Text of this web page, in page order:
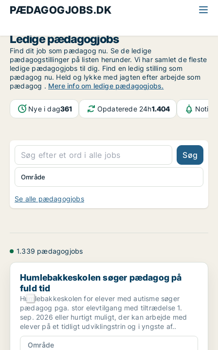
PÆDAGOGJOBS.DK
Ledige pædagogjobs
Find dit job som pædagog nu. Se de ledige
pædagogstillinger på listen herunder. Vi har samlet de fleste
ledige pædagogjobs til dig. Find en ledig stilling som
pædagog nu. Held og lykke med jagten efter arbejde som
pædagog . Mere info om ledige pædagogjobs.
Nye i dag361 Opdaterede 24h1.404
Søg
Område
Se alle pædagogjobs
1.339 pædagogjobs
Humlebakkeskolen søger pædagog på fuld tid
Humlebakkeskolen søger pædagog på
fuld tid
Humlebakkeskolen for elever med autisme søger
pædagog pga. stor elevtilgang med tiltrædelse 1.
sep. 2026 eller hurtigt muligt, der kan arbejde med
elever på et tidligt udviklingstrin og i yngste af..
Område